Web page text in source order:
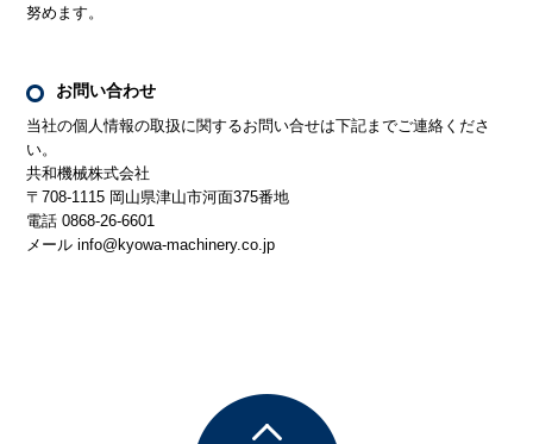
努めます。
お問い合わせ
当社の個人情報の取扱に関するお問い合せは下記までご連絡くださ
い。
共和機械株式会社
〒708-1115 岡山県津山市河面375番地
電話 0868-26-6601
メール info@kyowa-machinery.co.jp